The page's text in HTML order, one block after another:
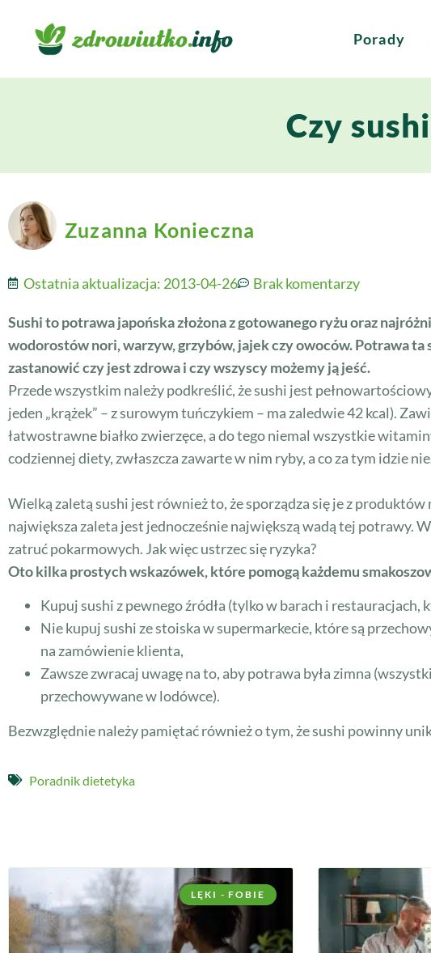
Porady
Czy
Zuzanna Konieczna
Ostatnia aktualizacja: 2013-04-26 Brak komentarzy
Sushi to potrawa japońska złożona z gotowanego ryżu oraz
wodorostów nori, warzyw, grzybów, jajek czy owoców. Potrawa
zastanowić czy jest zdrowa i czy wszyscy możemy ją jeść.
Przede wszystkim należy podkreślić, że sushi jest
jeden „krążek” – z surowym tuńczykiem – ma zaledwie 42 kcal).
łatwostrawne białko zwierzęce, a do tego niemal wszystkie
codziennej diety, zwłaszcza zawarte w nim ryby, a co za tym idzie
Wielką zaletą sushi jest również to, że sporządza się je z
największa zaleta jest jednocześnie największą wadą tej potrawy.
zatruć pokarmowych. Jak więc ustrzec się ryzyka?
Oto kilka prostych wskazówek, które pomogą każdemu
Kupuj sushi z pewnego źródła (tylko w barach i
Nie kupuj sushi ze stoiska w supermarkecie, które są
na zamówienie klienta,
Zawsze zwracaj uwagę na to, aby potrawa była zimna
przechowywane w lodówce).
Bezwzględnie należy pamiętać również o tym, że sushi powinny
Poradnik dietetyka
LĘKI - FOBIE